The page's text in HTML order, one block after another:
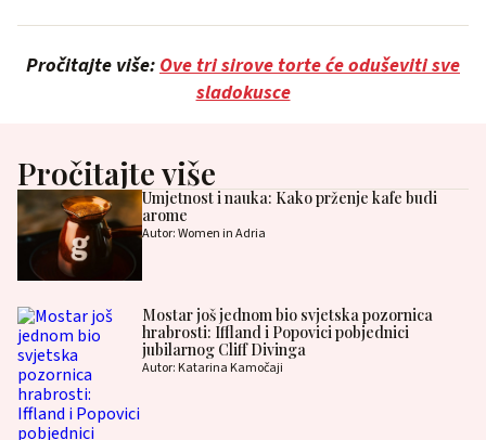
Pročitajte više:Ove tri sirove torte će oduševiti sve
sladokusce
Pročitajte više
Umjetnost i nauka: Kako prženje kafe budi
arome
Autor: Women in Adria
Mostar još jednom bio svjetska pozornica
hrabrosti: Iffland i Popovici pobjednici
jubilarnog Cliff Divinga
Autor: Katarina Kamočaji